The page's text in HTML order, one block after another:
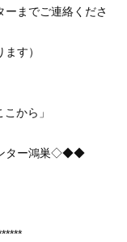
までご連絡くださ
す）
から」
ター鴻巣◇◆◆